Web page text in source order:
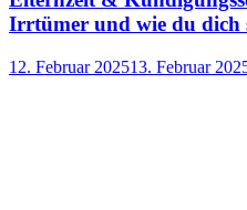
Irrtümer und wie du dich
12. Februar 202513. Februar